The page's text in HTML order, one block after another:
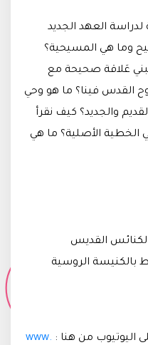
العهد الجديد
وما هي المسيحية؟
عَلاقة صحيحة مع
القدس فينا؟ ما هو وحي
والجديد؟ كيف نقرأ
الخطية الأصلية؟ ما هي
القديس
بالكنيسة الروسية
اليوتيوب من هنا : www.